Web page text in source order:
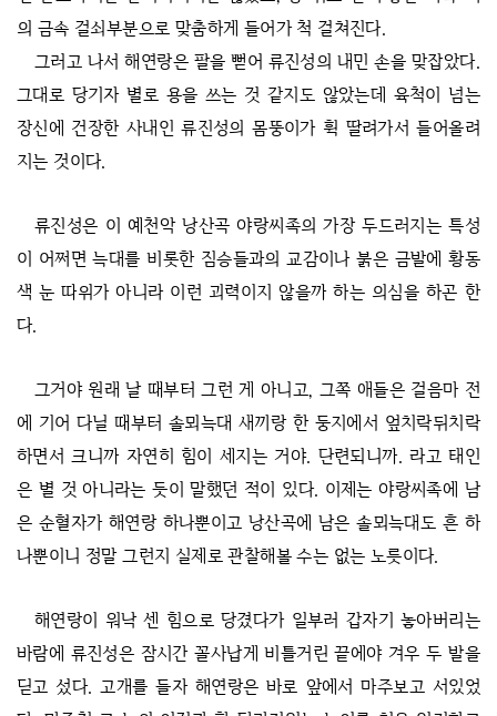
의 금속 걸쇠부분으로 맞춤하게 들어가 척 걸쳐진다.
그러고 나서 해연랑은 팔을 뻗어 류진성의 내민 손을 맞잡았다.
그대로 당기자 별로 용을 쓰는 것 같지도 않았는데 육척이 넘는
장신에 건장한 사내인 류진성의 몸뚱이가 휙 딸려가서 들어올려
지는 것이다.
류진성은 이 예천악 낭산곡 야랑씨족의 가장 두드러지는 특성
이 어쩌면 늑대를 비롯한 짐승들과의 교감이나 붉은 금발에 황동
색 눈 따위가 아니라 이런 괴력이지 않을까 하는 의심을 하곤 한
다.
그거야 원래 날 때부터 그런 게 아니고, 그쪽 애들은 걸음마 전
에 기어 다닐 때부터 솔뫼늑대 새끼랑 한 둥지에서 엎치락뒤치락
하면서 크니까 자연히 힘이 세지는 거야. 단련되니까. 라고 태인
은 별 것 아니라는 듯이 말했던 적이 있다. 이제는 야랑씨족에 남
은 순혈자가 해연랑 하나뿐이고 낭산곡에 남은 솔뫼늑대도 흔 하
나뿐이니 정말 그런지 실제로 관찰해볼 수는 없는 노릇이다.
해연랑이 워낙 센 힘으로 당겼다가 일부러 갑자기 놓아버리는
바람에 류진성은 잠시간 꼴사납게 비틀거린 끝에야 겨우 두 발을
딛고 섰다. 고개를 들자 해연랑은 바로 앞에서 마주보고 서있었